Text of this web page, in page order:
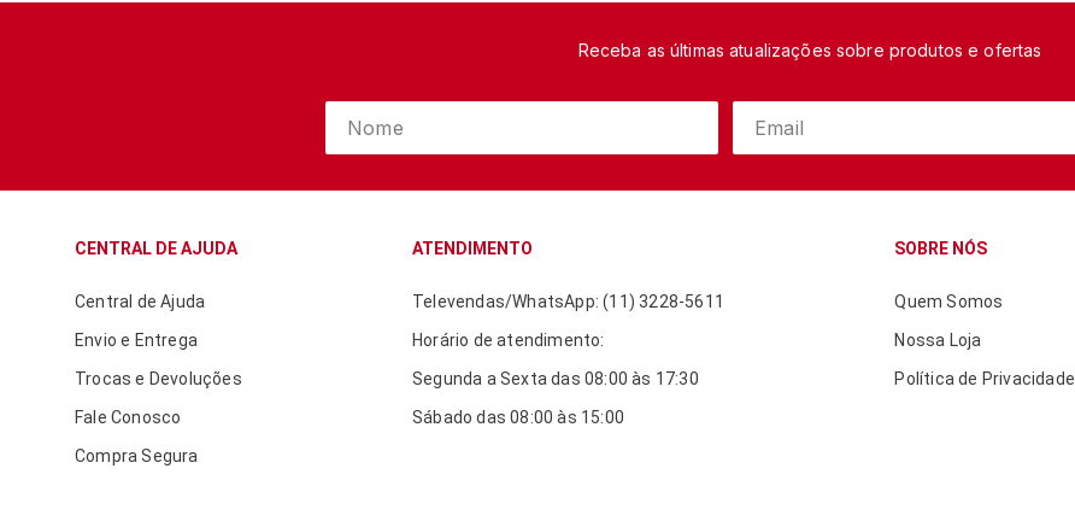
Receba as últimas atualizações sobre produtos e ofertas
CENTRAL DE AJUDA
Central de Ajuda
Envio e Entrega
Trocas e Devoluções
Fale Conosco
Compra Segura
ATENDIMENTO
Televendas/WhatsApp: (11) 3228-5611
Horário de atendimento:
Segunda a Sexta das 08:00 às 17:30
Sábado das 08:00 às 15:00
SOBRE NÓS
Quem Somos
Nossa Loja
Política de Privacidade